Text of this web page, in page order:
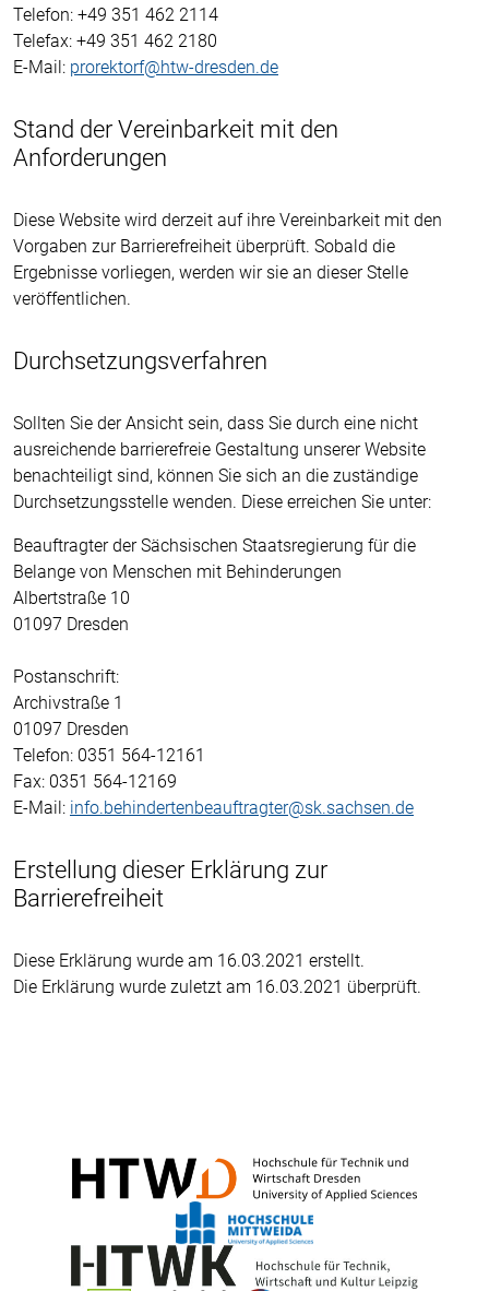
Telefon: +49 351 462 2114
Telefax: +49 351 462 2180
E-Mail: prorektorf@htw-dresden.de
Stand der Vereinbarkeit mit den
Anforderungen
Diese Website wird derzeit auf ihre Vereinbarkeit mit den
Vorgaben zur Barrierefreiheit überprüft. Sobald die
Ergebnisse vorliegen, werden wir sie an dieser Stelle
veröffentlichen.
Durchsetzungsverfahren
Sollten Sie der Ansicht sein, dass Sie durch eine nicht
ausreichende barrierefreie Gestaltung unserer Website
benachteiligt sind, können Sie sich an die zuständige
Durchsetzungsstelle wenden. Diese erreichen Sie unter:
Beauftragter der Sächsischen Staatsregierung für die
Belange von Menschen mit Behinderungen
Albertstraße 10
01097 Dresden
Postanschrift:
Archivstraße 1
01097 Dresden
Telefon: 0351 564-12161
Fax: 0351 564-12169
E-Mail: info.behindertenbeauftragter@sk.sachsen.de
Erstellung dieser Erklärung zur
Barrierefreiheit
Diese Erklärung wurde am 16.03.2021 erstellt.
Die Erklärung wurde zuletzt am 16.03.2021 überprüft.